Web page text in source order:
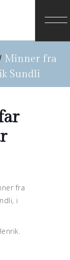
Minner fra
Sundli
fra
i